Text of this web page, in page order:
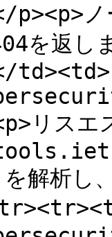
ノ
を返
td><td>
リスエ
析し、